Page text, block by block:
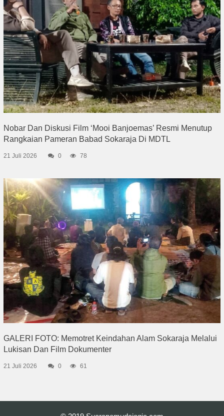
Nobar Dan Diskusi Film ‘Mooi Banjoemas’ Resmi Menutup
Rangkaian Pameran Babad Sokaraja Di MDTL
21 Juli 2026 0 78
GALERI FOTO: Memotret Keindahan Alam Sokaraja Melalui
Lukisan Dan Film Dokumenter
21 Juli 2026 0 61